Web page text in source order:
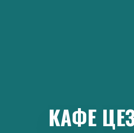
КАФЕ